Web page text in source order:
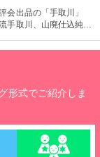
会出品の「手取川」
手取川、山廃仕込純米
形式でご紹介しま